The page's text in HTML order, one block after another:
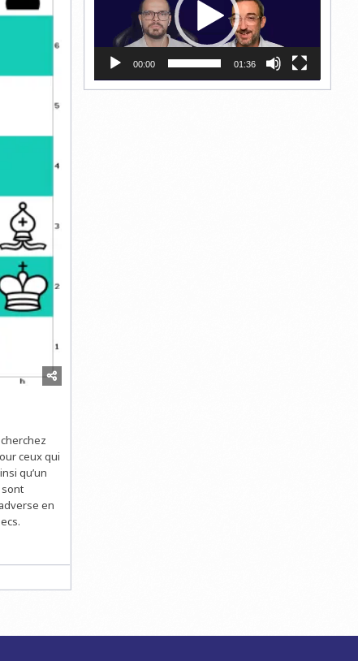
ceux qui
qu’un
en
00:00 01:36